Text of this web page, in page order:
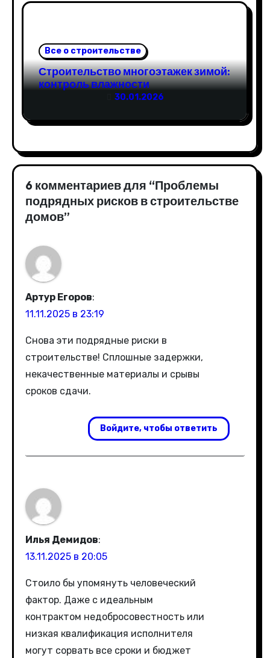
Все о строительстве
Строительство многоэтажек зимой:
контроль влажности
30.01.2026
6 комментариев для “Проблемы
подрядных рисков в строительстве
домов”
Артур Егоров:
11.11.2025 в 23:19
Снова эти подрядные риски в
строительстве! Сплошные задержки,
некачественные материалы и срывы
сроков сдачи.
Войдите, чтобы ответить
Илья Демидов:
13.11.2025 в 20:05
Стоило бы упомянуть человеческий
фактор. Даже с идеальным
контрактом недобросовестность или
низкая квалификация исполнителя
могут сорвать все сроки и бюджет